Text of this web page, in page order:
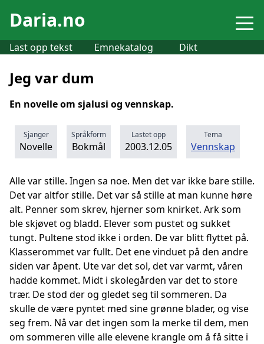
Daria.no
Last opp tekst Emnekatalog Dikt
Jeg var dum
En novelle om sjalusi og vennskap.
Sjanger
Novelle
Språkform
Bokmål
Lastet opp
2003.12.05
Tema
Vennskap
Alle var stille. Ingen sa noe. Men det var ikke bare stille.
Det var altfor stille. Det var så stille at man kunne høre
alt. Penner som skrev, hjerner som knirket. Ark som
ble skjøvet og bladd. Elever som pustet og sukket
tungt. Pultene stod ikke i orden. De var blitt flyttet på.
Klasserommet var fullt. Det ene vinduet på den andre
siden var åpent. Ute var det sol, det var varmt, våren
hadde kommet. Midt i skolegården var det to store
trær. De stod der og gledet seg til sommeren. Da
skulle de være pyntet med sine grønne blader, og vise
seg frem. Nå var det ingen som la merke til dem, men
om sommeren ville alle elevene krangle om å få sitte i